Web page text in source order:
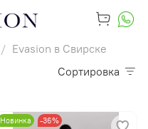
Evasion в Свирске
Сортировка
Новинка -36%